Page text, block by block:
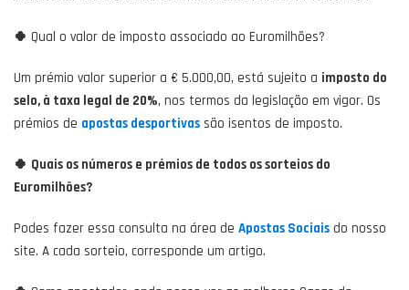
🍀 Qual o valor de imposto associado ao Euromilhões?
Um prémio valor superior a € 5.000,00, está sujeito a imposto do
selo, à taxa legal de 20%, nos termos da legislação em vigor. Os
prémios de apostas desportivas são isentos de imposto.
🍀 Quais os números e prémios de todos os sorteios do
Euromilhões?
Podes fazer essa consulta na área de Apostas Sociais do nosso
site. A cada sorteio, corresponde um artigo.